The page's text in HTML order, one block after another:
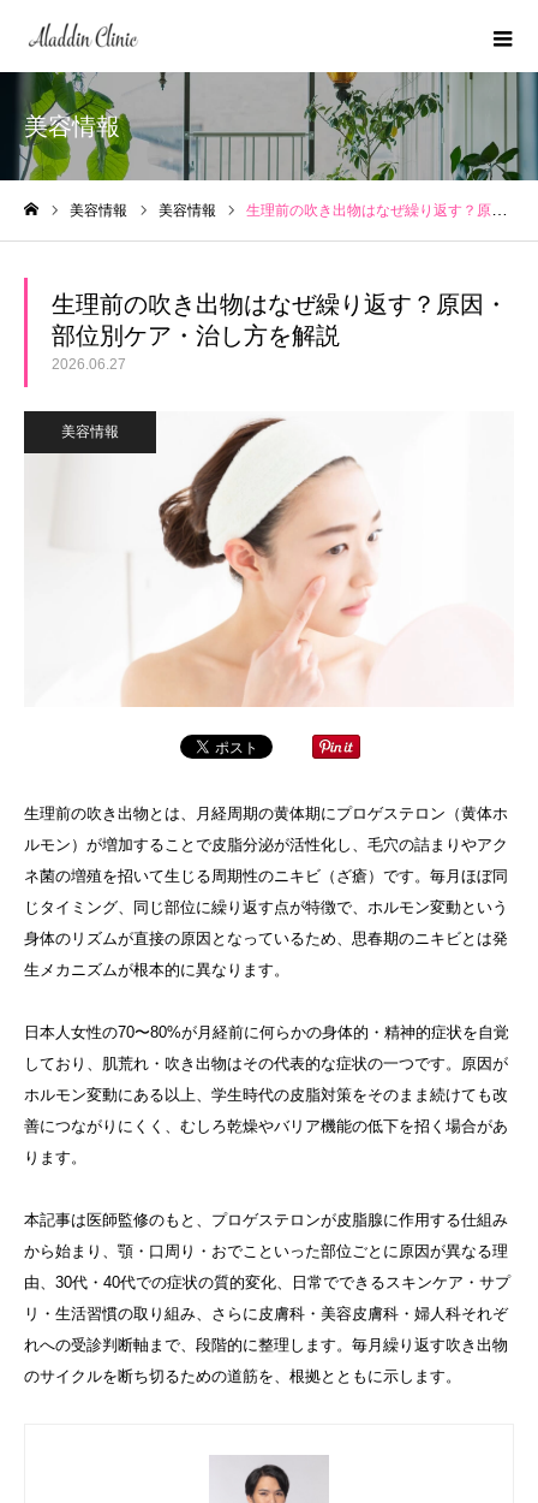
美容情報
美容情報 美容情報 生理前の吹き出物はなぜ繰り返す？原因・部位別ケア・治し方を解説
生理前の吹き出物はなぜ繰り返す？原因・
部位別ケア・治し方を解説
2026.06.27
美容情報
生理前の吹き出物とは、月経周期の黄体期にプロゲステロン（黄体ホ
ルモン）が増加することで皮脂分泌が活性化し、毛穴の詰まりやアク
ネ菌の増殖を招いて生じる周期性のニキビ（ざ瘡）です。毎月ほぼ同
じタイミング、同じ部位に繰り返す点が特徴で、ホルモン変動という
身体のリズムが直接の原因となっているため、思春期のニキビとは発
生メカニズムが根本的に異なります。
日本人女性の70〜80%が月経前に何らかの身体的・精神的症状を自覚
しており、肌荒れ・吹き出物はその代表的な症状の一つです。原因が
ホルモン変動にある以上、学生時代の皮脂対策をそのまま続けても改
善につながりにくく、むしろ乾燥やバリア機能の低下を招く場合があ
ります。
本記事は医師監修のもと、プロゲステロンが皮脂腺に作用する仕組み
から始まり、顎・口周り・おでこといった部位ごとに原因が異なる理
由、30代・40代での症状の質的変化、日常でできるスキンケア・サプ
リ・生活習慣の取り組み、さらに皮膚科・美容皮膚科・婦人科それぞ
れへの受診判断軸まで、段階的に整理します。毎月繰り返す吹き出物
のサイクルを断ち切るための道筋を、根拠とともに示します。